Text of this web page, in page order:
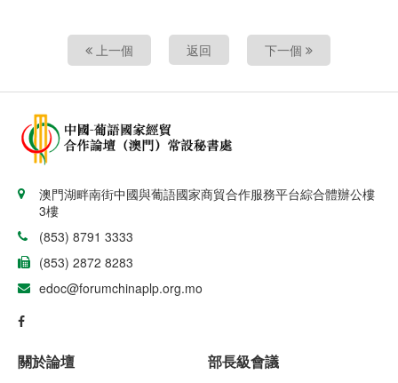
上一個 返回 下一個
澳門湖畔南街中國與葡語國家商貿合作服務平台綜合體辦公樓
3樓
(853) 8791 3333
(853) 2872 8283
edoc@forumchinaplp.org.mo
關於論壇 部長級會議